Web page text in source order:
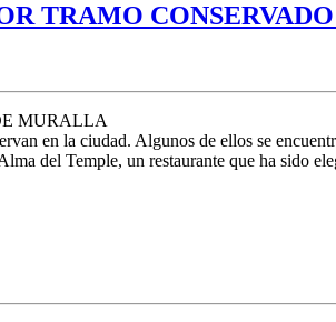
TRAMO
MURALLA
en la ciudad. Algunos de ellos se
del Temple, un restaurante que ha sido